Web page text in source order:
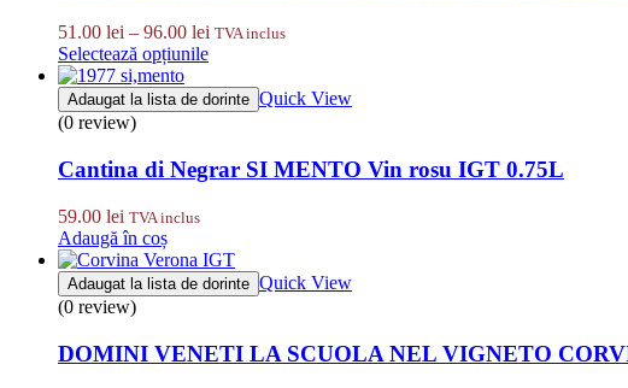
51.00 lei – 96.00 lei Interval
51.00 lei
până
96.00 lei
TVA inclus
Selectează opțiunile
Adaugat la lista de dorinte Quick View
(0 review)
Cantina di Negrar SI MENTO Vin rosu IGT 0.75L
59.00 lei TVA inclus
Adaugă în coș
Adaugat la lista de dorinte Quick View
(0 review)
DOMINI VENETI LA SCUOLA NEL VIGNETO